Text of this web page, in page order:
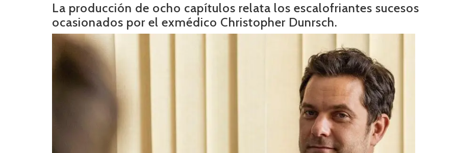
La producción de ocho capítulos relata los escalofriantes sucesos
ocasionados por el exmédico Christopher Dunrsch.